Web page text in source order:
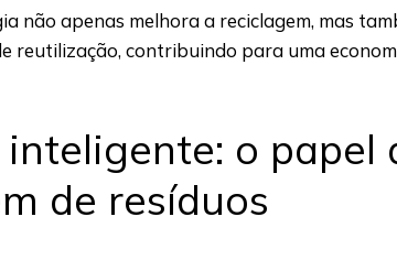
não apenas melhora a reciclagem, mas
reutilização, contribuindo para uma
inteligente: o papel
de resíduos